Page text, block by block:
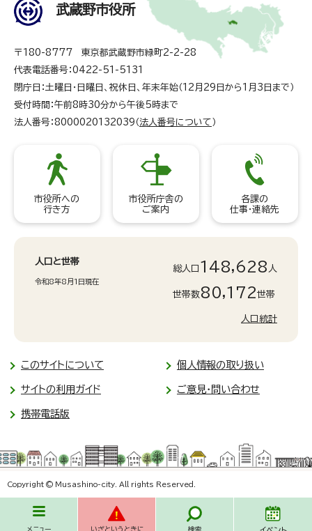
メニュー いざというときに 検索
武蔵野市役所
〒180-8777 東京都武蔵野市緑町2-2-28
代表電話番号：0422-51-5131
閉庁日：土曜日・日曜日、祝休日、年末年始（12月29日から1月3日まで）
受付時間：午前8時30分から午後5時まで
法人番号：8000020132039（ 法人番号について ）
市役所への
行き方
市役所庁舎の
ご案内
各課の
仕事・連絡先
人口と世帯
令和8年8月1日現在
総人口 148,628 人
世帯数80,172世帯
人口統計
このサイトについて 個人情報の取り扱い
サイトの利用ガイド ご意見・問い合わせ
携帯電話版
Copyright © Musashino-city. All rights Reserved.